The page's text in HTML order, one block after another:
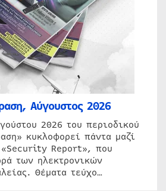
Αύγουστος 2026
2026 του περιοδικού
κυκλοφορεί πάντα μαζί
«Security Report», που
των ηλεκτρονικών
Θέματα τεύχο…